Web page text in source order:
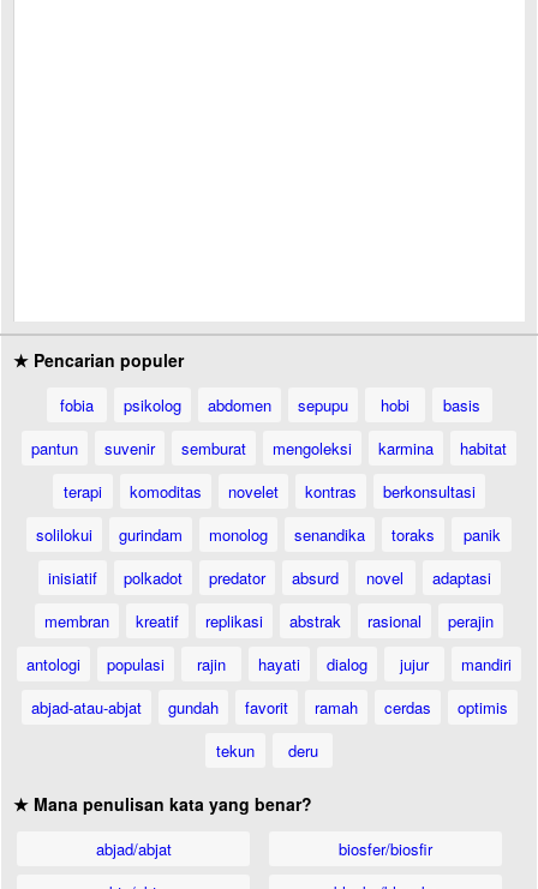
★ Pencarian populer
fobia psikolog abdomen sepupu hobi
basis
pantun
suvenir semburat mengoleksi karmina
habitat
terapi
komoditas novelet kontras
berkonsultasi
solilokui
gurindam monolog senandika toraks
panik
inisiatif
polkadot predator absurd novel
adaptasi
membran
kreatif replikasi abstrak rasional
perajin
antologi
populasi rajin hayati dialog jujur
mandiri
abjad-atau-abjat
gundah favorit ramah cerdas
optimis
tekun
deru
★ Mana penulisan kata yang benar?
abjad/abjat
biosfer/biosfir